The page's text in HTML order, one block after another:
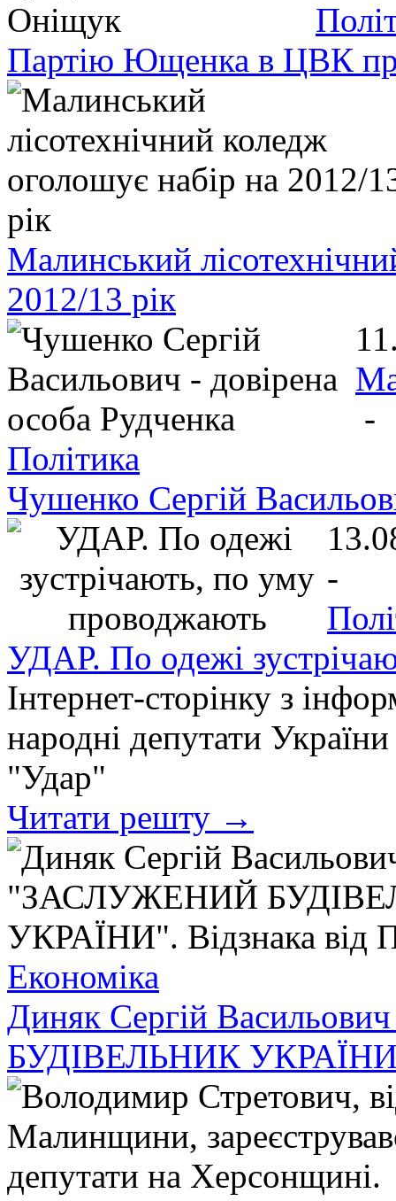
Партію Ющенка в ЦВК
Малинський
2012/13 рік
-
Політика
Чушенко Сергій
-
УДАР. По одежі
Інтернет-сторінку з
народні депутати
"Удар"
Читати решту →
Економіка
Диняк Сергій
БУДІВЕЛЬНИК УКРАЇНИ".